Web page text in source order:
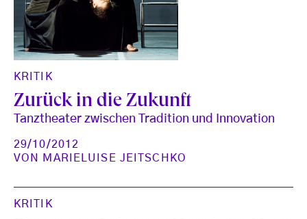
KRITIK
Zurück in die Zukunft
Tanztheater zwischen Tradition und Innovation
29/10/2012
VON MARIELUISE JEITSCHKO
KRITIK